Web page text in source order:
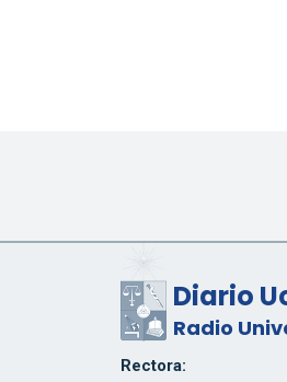
Diario
Radio
Rectora: